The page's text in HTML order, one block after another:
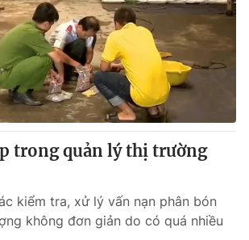
tế
trong quản lý thị trường
kiểm tra, xử lý vấn nạn phân bón
không đơn giản do có quá nhiều